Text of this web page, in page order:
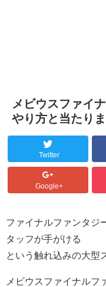
メビウスファイ
やり方と当たり
Twitter
Google+
ファイナルファンタジ
タッフが手がける
という触れ込みの大型
メビウスファイナルフ